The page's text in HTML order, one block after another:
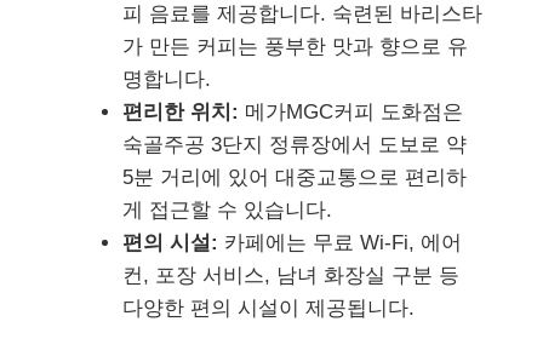
피 음료를 제공합니다. 숙련된 바리스타
가 만든 커피는 풍부한 맛과 향으로 유
명합니다.
편리한 위치: 메가MGC커피 도화점은
숙골주공 3단지 정류장에서 도보로 약
5분 거리에 있어 대중교통으로 편리하
게 접근할 수 있습니다.
편의 시설: 카페에는 무료 Wi-Fi, 에어
컨, 포장 서비스, 남녀 화장실 구분 등
다양한 편의 시설이 제공됩니다.